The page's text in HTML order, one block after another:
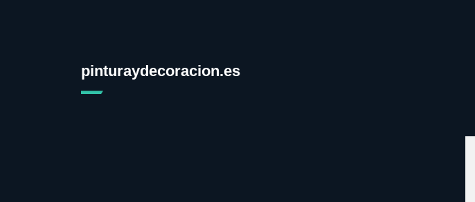
pinturaydecoracion.es